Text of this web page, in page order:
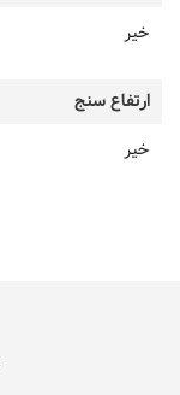
خیر
ارتفاع سنج
خیر